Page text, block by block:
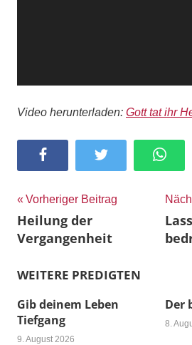
Video herunterladen: Gott tat ihr
Facebook Twitter
Vorheriger Beitrag
Heilung der
Vergangenheit
WEITERE PREDIGTEN
Gib deinem Leben
Tiefgang
9. August 2026
Der
8.